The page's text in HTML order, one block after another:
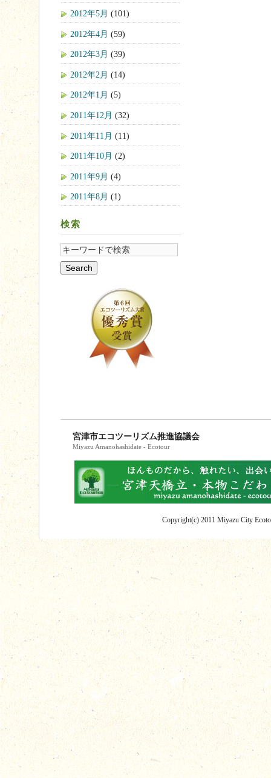
2012年5月 (101)
2012年4月 (59)
2012年3月 (39)
2012年2月 (14)
2012年1月 (5)
2011年12月 (32)
2011年11月 (11)
2011年10月 (2)
2011年9月 (4)
2011年8月 (1)
検索
宮津市エコツーリズム推進協議会
Miyazu Amanohashidate - Ecotour
Copyright(c) 2011 Miyazu City